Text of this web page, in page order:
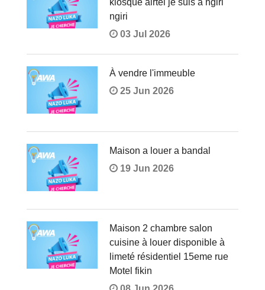
kiosque airtel je suis à ngiri
ngiri
03 Jul 2026
À vendre l'immeuble
25 Jun 2026
Maison a louer a bandal
19 Jun 2026
Maison 2 chambre salon
cuisine à louer disponible à
limeté résidentiel 15eme rue
Motel fikin